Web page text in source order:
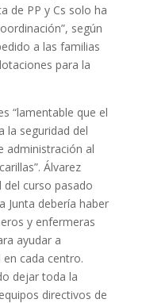
de PP y Cs solo ha
según
a las familias
para la
“lamentable que el
la seguridad del
administración al
Álvarez
curso pasado
Junta debería haber
y enfermeras
ayudar a
cada centro.
dejar toda la
directivos de